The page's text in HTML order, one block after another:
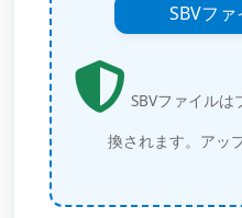
SBVフ
SBVファイル
換されます。アッ